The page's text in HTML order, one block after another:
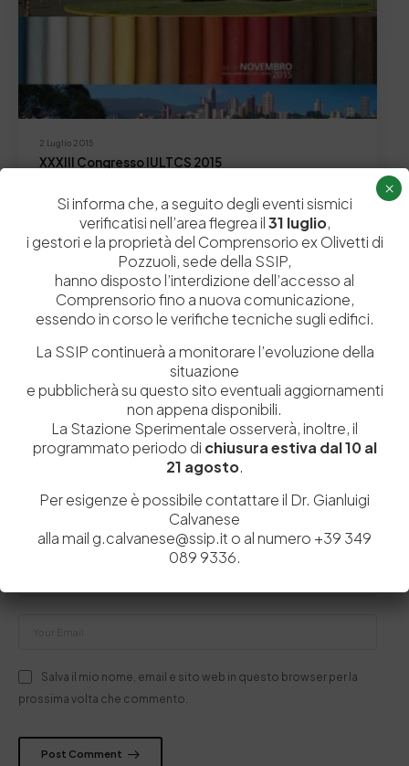
2 Luglio 2015
XXXIII Congresso IULTCS 2015
organisation of the XXXIII IULTCS CONGRESS…
Admin_dev2
Lascia un commento
Il tuo indirizzo email non sarà pubblicato.I campi obbligatori sono
Salva il mio nome, email e sito web in questo browser per la
prossima volta che commento.
Post Comment
Si informa che, a seguito degli eventi sismici
verificatisi nell’area flegrea il31 luglio,
i gestori e la proprietà del Comprensorio ex Olivetti di
Pozzuoli, sede della SSIP,
hanno disposto l’interdizione dell’accesso al
Comprensorio fino a nuova comunicazione,
essendo in corso le verifiche tecniche sugli edifici.
La SSIP continuerà a monitorare l’evoluzione della
situazione
e pubblicherà su questo sito eventuali aggiornamenti
non appena disponibili.
La Stazione Sperimentale osserverà, inoltre, il
programmato periodo di chiusura estiva dal 10 al
21 agosto.
Per esigenze è possibile contattare il Dr. Gianluigi
Calvanese
alla mail g.calvanese@ssip.it o al numero +39 349
089 9336.
×